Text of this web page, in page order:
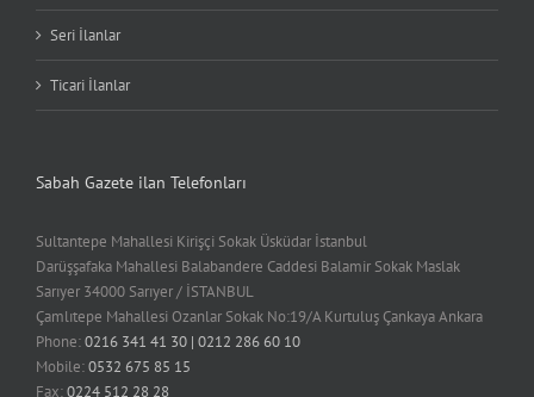
Seri İlanlar
Ticari İlanlar
Sabah Gazete ilan Telefonları
Sultantepe Mahallesi Kirişçi Sokak Üsküdar İstanbul
Darüşşafaka Mahallesi Balabandere Caddesi Balamir Sokak Maslak
Sarıyer 34000 Sarıyer / İSTANBUL
Çamlıtepe Mahallesi Ozanlar Sokak No:19/A Kurtuluş Çankaya Ankara
Phone:0216 341 41 30 | 0212 286 60 10
Mobile:0532 675 85 15
Fax:0224 512 28 28